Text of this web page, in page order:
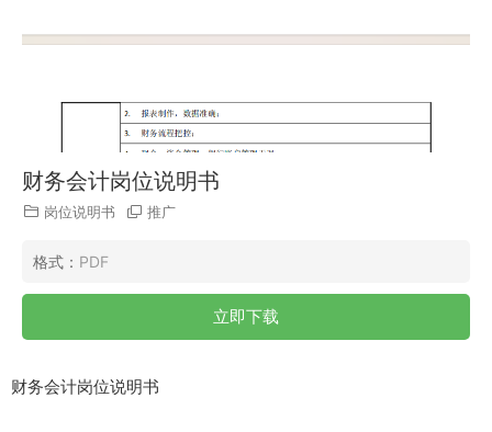
财务会计岗位说明书
岗位说明书 推广
格式： PDF
立即下载
财务会计岗位说明书